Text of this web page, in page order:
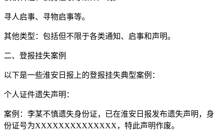
寻人启事、寻物启事等。
其他类型：包括但不限于各类通知、启事和声明。
二、登报挂失案例
以下是一些淮安日报上的登报挂失典型案例：
个人证件遗失声明：
案例：李某不慎遗失身份证，已在淮安日报发布遗失声明，身
份证号为XXXXXXXXXXXXXX，特此声明作废。